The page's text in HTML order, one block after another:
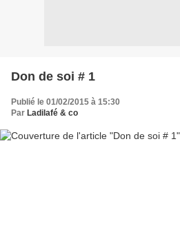
Don de soi # 1
Publié le 01/02/2015 à 15:30
Par Ladilafé & co